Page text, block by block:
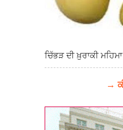
ਚਿੱਭੜ ਦੀ ਖ਼ੁਰਾਕੀ
→